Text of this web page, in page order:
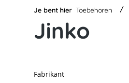
Je bent hier Toebehoren
Jinko
Fabrikant